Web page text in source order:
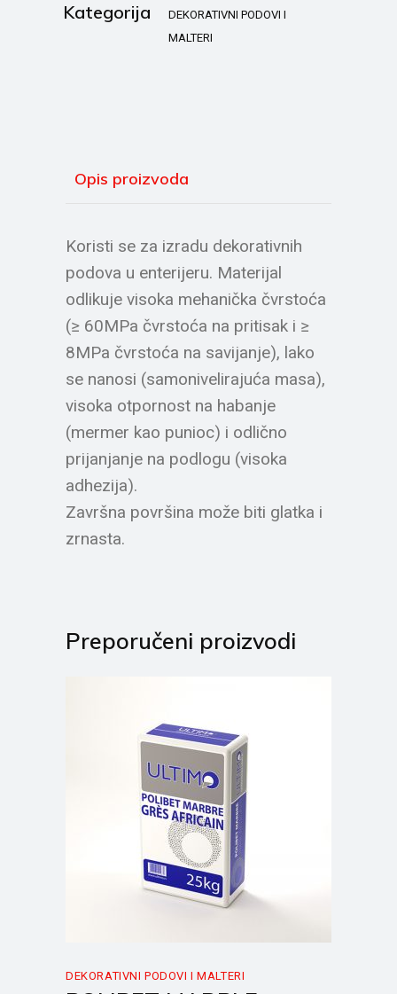
Kategorija
DEKORATIVNI PODOVI I
MALTERI
Opis proizvoda
Koristi se za izradu dekorativnih
podova u enterijeru. Materijal
odlikuje visoka mehanička čvrstoća
(≥ 60MPa čvrstoća na pritisak i ≥
8MPa čvrstoća na savijanje), lako
se nanosi (samonivelirajuća masa),
visoka otpornost na habanje
(mermer kao punioc) i odlično
prijanjanje na podlogu (visoka
adhezija).
Završna površina može biti glatka i
zrnasta.
Preporučeni proizvodi
DEKORATIVNI PODOVI I MALTERI